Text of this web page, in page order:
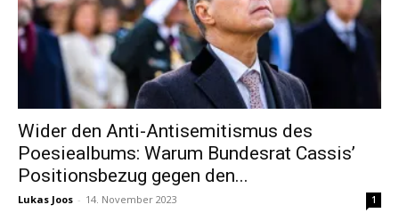
Wider den Anti-Antisemitismus des
Poesiealbums: Warum Bundesrat Cassis’
Positionsbezug gegen den...
Lukas Joos - 14. November 2023 1